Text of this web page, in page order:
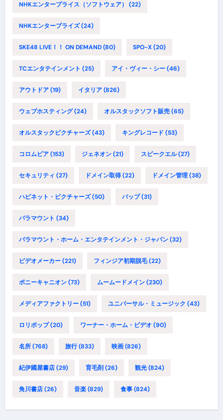
NHKエンタープライス（ソフトウェア） (22)
NHKエンタープライズ(24)
SKE48 LIVE！！ ON DEMAND(80) SPO-X(20)
TCエンタテインメント (25) アイ・ヴィー・シー(46)
アウトドア(19) イタリア(826)
ウェブホスティング(24) オルスタックソフト販売(65)
オルスタックピクチャーズ(43) キングレコード (53)
コロムビア(153) ジェネオン(21) スピークエル(27)
セキュリティ (27) ドメイン取得(22) ドメイン管理(38)
ハピネット・ピクチャーズ(50) バップ(31)
パラマウント (34)
パラマウント・ホーム・エンタテインメント・ジャパン(32)
ビデオメーカー(221) フィンジア初期脱毛(22)
ポニーキャニオン(73) ムームードメイン(230)
メディアファクトリー(51) ユニバーサル・ミュージック (43)
ロリポップ(20) ワーナー・ホーム・ビデオ (90)
名所(768) 旅行(833) 映画(826)
紀伊國屋書店(29) 育毛剤 (26) 観光(824)
角川書店(26) 音楽(829) 食事(824)